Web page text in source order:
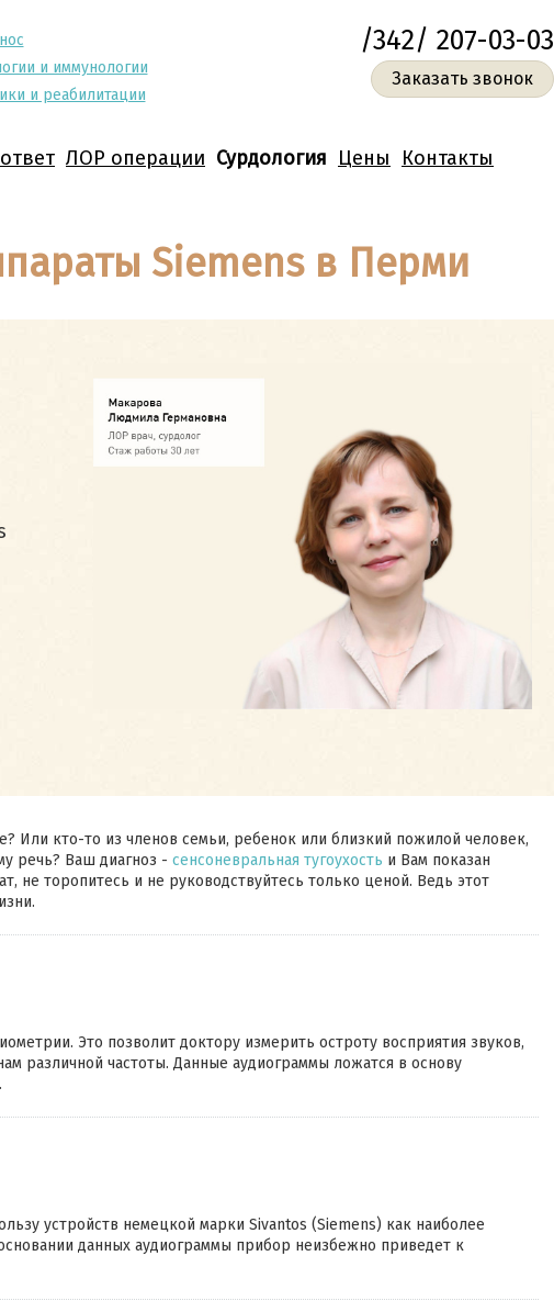
/342/ 207-03-03
Заказать звонок
и иммунологии
и реабилитации
ЛОР операции Сурдология Цены Контакты
Siemens в Перми
Или кто-то из членов семьи, ребенок или близкий пожилой человек,
речь? Ваш диагноз - сенсоневральная тугоухость и Вам показан
не торопитесь и не руководствуйтесь только ценой. Ведь этот
Это позволит доктору измерить остроту восприятия звуков,
различной частоты. Данные аудиограммы ложатся в основу
устройств немецкой марки Sivantos (Siemens) как наиболее
данных аудиограммы прибор неизбежно приведет к